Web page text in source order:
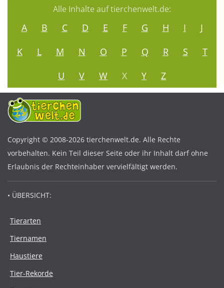
Alle Inhalte auf tierchenwelt.de:
A B C D E F G H I
J
K
L M N O P Q R S
T
U
V W X Y Z
Copyright © 2008-2026 tierchenwelt.de. Alle Rechte
vorbehalten. Kein Teil dieser Seite oder ihr Inhalt darf ohne
Erlaubnis der Rechteinhaber vervielfältigt werden.
• ÜBERSICHT:
Tierarten
Tiernamen
Haustiere
Tier-Rekorde